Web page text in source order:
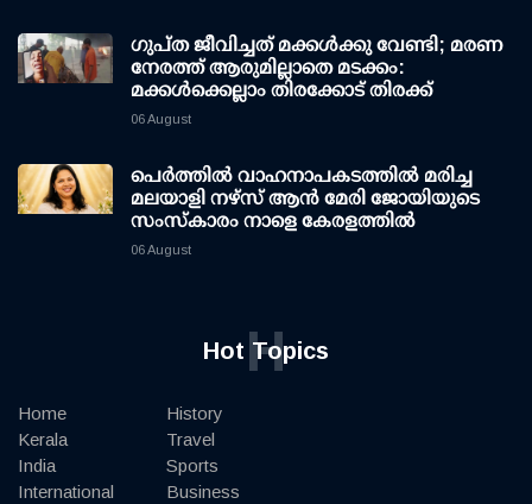
ഗുപ്ത ജീവിച്ചത് മക്കള്‍ക്കു വേണ്ടി; മരണ
നേരത്ത് ആരുമില്ലാതെ മടക്കം:
മക്കള്‍ക്കെല്ലാം തിരക്കോട് തിരക്ക്
06 August
പെർത്തിൽ വാഹനാപകടത്തിൽ മരിച്ച
മലയാളി നഴ്സ് ആൻ മേരി ജോയിയുടെ
സംസ്കാരം നാളെ കേരളത്തിൽ
06 August
Hot Topics
H
Home
Kerala
India
International
History
Travel
Sports
Business